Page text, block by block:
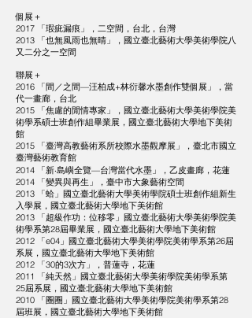
個展＋
2017 「瑕疵漏痕」，二空間，台北，台灣
2013 「也無風雨也無晴」，國立臺北藝術大學美術學院八
又二分之一空間
聯展＋
2016 「間／之間—汪柏成+林衍馨水墨創作雙個展」，當
代一畫廊，台北
2015 「焦慮的閒情專家」，國立臺北藝術大學美術學院美
術學系碩士班創作組畢業展，國立臺北藝術大學地下美術
館
2015 「臺灣高教藝術系所校際水墨觀摩展」，臺北市國立
臺灣藝術教育館
2014 「新‧島嶼全覽—台灣當代水墨」，乙皮畫廊，花蓮
2014 「變異與再生」，臺中市大象藝術空間
2013 「蛤」國立臺北藝術大學美術學院碩士班創作組新生
入學展，國立臺北藝術大學地下美術館
2013 「超級作功：位移零」國立臺北藝術大學美術學院美
術學系第28屆畢業展，國立臺北藝術大學地下美術館
2012 「e04」國立臺北藝術大學美術學院美術學系第26屆
系展，國立臺北藝術大學地下美術館
2012 「30的3次方」，普蓮寺，花蓮
2011 「純天然」國立臺北藝術大學美術學院美術學系第
25屆系展，國立臺北藝術大學地下美術館
2010 「圈圈」國立臺北藝術大學美術學院美術學系第28
屆班展，國立臺北藝術大學地下美術館